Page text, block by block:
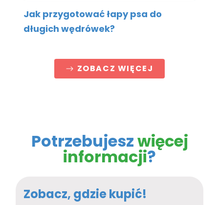
Jak przygotować łapy psa do
długich wędrówek?
ZOBACZ WIĘCEJ
Potrzebujeszwięcej
informacji?
Zobacz, gdzie kupić!